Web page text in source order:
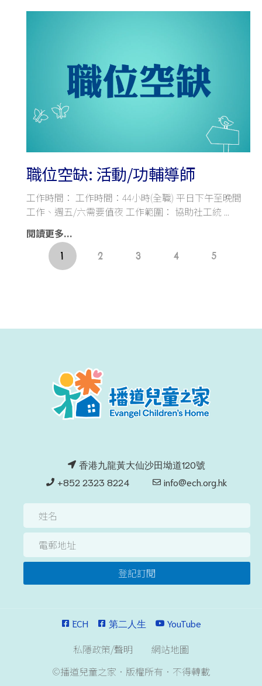
職位空缺: 活動/功輔導師
工作時間： 工作時間：44小時(全職) 平日下午至晚間
工作、週五/六需要值夜 工作範圍： 協助社工統
閱讀更多...
1 2 3 4 5
香港九龍黃大仙沙田坳道120號
+852 2323 8224
info@ech.org.hk
登記訂閱
ECH 第二人生 YouTube
私隱政策/聲明
網站地圖
©播道兒童之家．版權所有．不得轉載